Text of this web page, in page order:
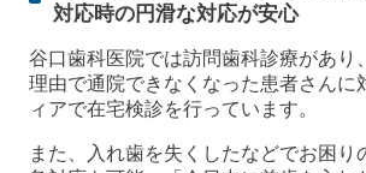
対応時の円滑な対応が安心
谷口歯科医院では訪問歯科診療があり
理由で通院できなくなった患者さんに
ィアで在宅検診を行っています。
また、入れ歯を失くしたなどでお困り